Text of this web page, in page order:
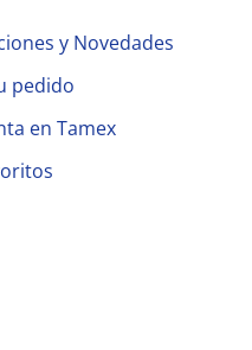
y Novedades
pedido
en Tamex